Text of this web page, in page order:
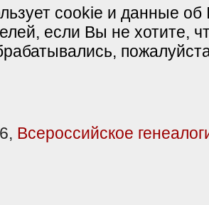
cookie и данные об
если Вы не хотите,
Всероссийское